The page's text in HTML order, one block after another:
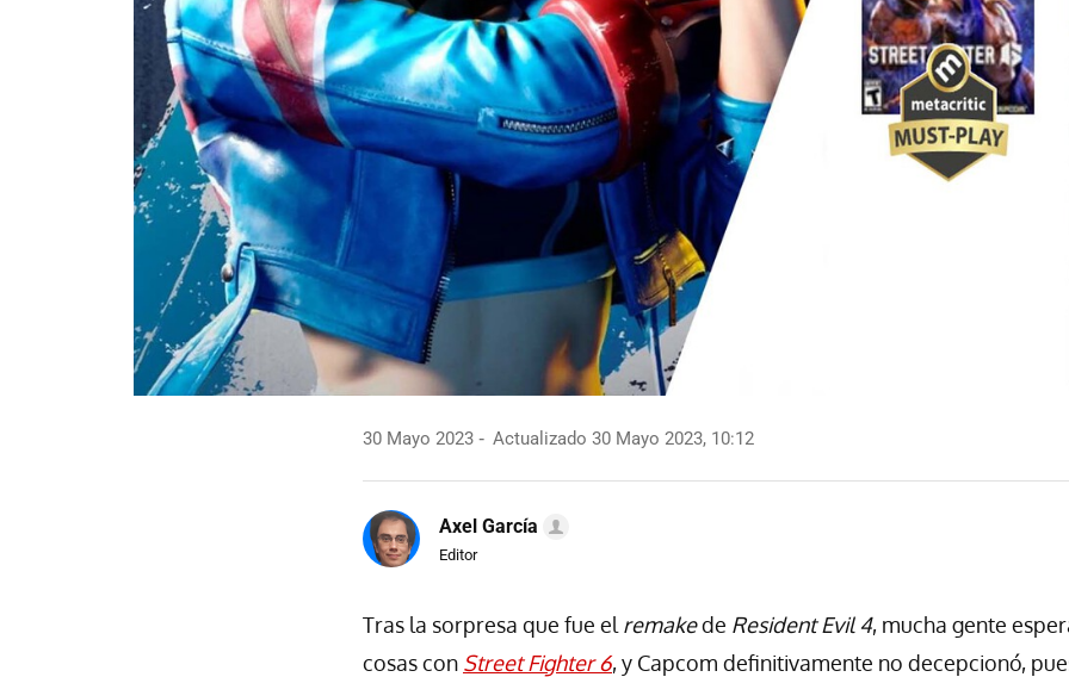
30 Mayo 2023 Actualizado 30 Mayo 2023, 10:12
Axel García
Editor
Tras la sorpresa que fue el remakede Resident Evil 4, mucha gente
cosas con Street Fighter 6, y Capcom definitivamente no decepcionó,